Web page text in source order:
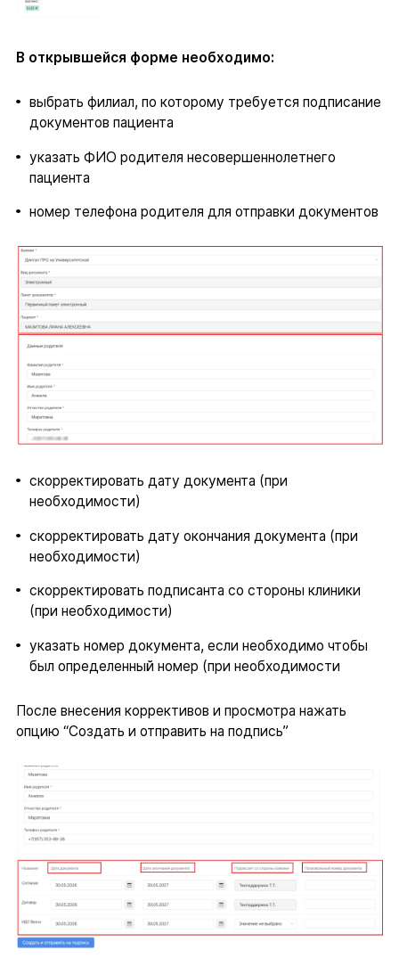
В открывшейся форме необходимо:
выбрать филиал, по которому требуется подписание
документов пациента
указать ФИО родителя несовершеннолетнего
пациента
номер телефона родителя для отправки документов
скорректировать дату документа (при
необходимости)
скорректировать дату окончания документа (при
необходимости)
скорректировать подписанта со стороны клиники
(при необходимости)
указать номер документа, если необходимо чтобы
был определенный номер (при необходимости
После внесения коррективов и просмотра нажать
опцию “Создать и отправить на подпись”